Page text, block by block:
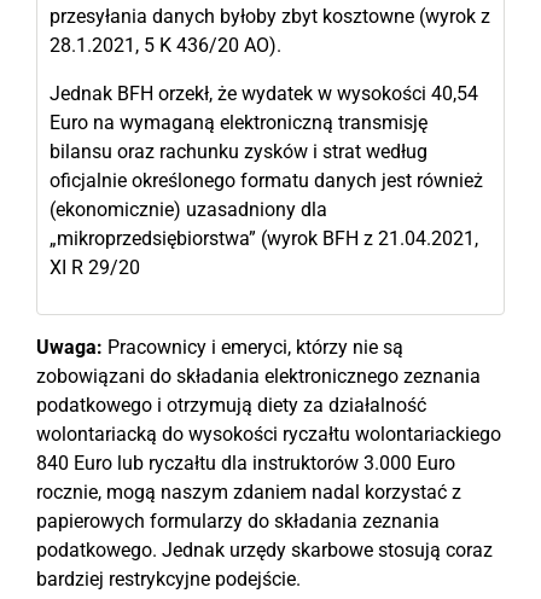
przesyłania danych byłoby zbyt kosztowne (wyrok z
28.1.2021, 5 K 436/20 AO).
Jednak BFH orzekł, że wydatek w wysokości 40,54
Euro na wymaganą elektroniczną transmisję
bilansu oraz rachunku zysków i strat według
oficjalnie określonego formatu danych jest również
(ekonomicznie) uzasadniony dla
„mikroprzedsiębiorstwa” (wyrok BFH z 21.04.2021,
XI R 29/20
Uwaga: Pracownicy i emeryci, którzy nie są
zobowiązani do składania elektronicznego zeznania
podatkowego i otrzymują diety za działalność
wolontariacką do wysokości ryczałtu wolontariackiego
840 Euro lub ryczałtu dla instruktorów 3.000 Euro
rocznie, mogą naszym zdaniem nadal korzystać z
papierowych formularzy do składania zeznania
podatkowego. Jednak urzędy skarbowe stosują coraz
bardziej restrykcyjne podejście.